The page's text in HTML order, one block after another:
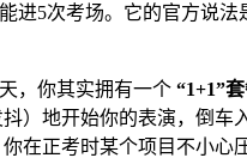
进5次考场。它的官方说法
，你其实拥有一个 “1+1”
抖）地开始你的表演，倒
你在正考时某个项目不小